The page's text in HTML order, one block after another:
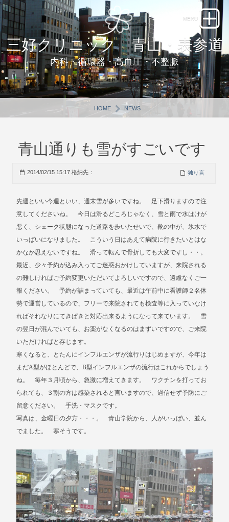
三好クリニック 青山・表参道
内科・循環器・高血圧・不整脈
HOME NEWS
青山通りも雪がすごいです
2014/02/15 15:17 格納先： 独り言
先週といい今週といい、週末雪が多いですね。 足下滑りますので注
意してくださいね。 今日は滑るどころじゃなく、雪と雨で水はけが
悪く、シェーク状態になった道路を歩いたせいで、靴の中が、氷水で
いっぱいになりました。 こういう日はあえて病院に行きたいとはな
かなか思えないですね。 滑って転んで骨折しても大変ですし・・。
最近、少々予約が込み入ってご迷惑おかけしていますが、来院される
の難しければご予約変更いただいてよろしいですので、遠慮なくご一
報ください。 予約が詰まっていても、最近は午前中に看護師２名体
勢で運営しているので、フリーで来院されても検査等に入っていなけ
ればそれなりにてきぱきと対応出来るようになって来ています。 雪
の翌日が混んでいても、お薬がなくなるのはまずいですので、ご来院
いただければと存じます。
寒くなると、とたんにインフルエンザが流行りはじめますが、今年は
まだA型がほとんどで、B型インフルエンザの流行はこれからでしょう
ね。 毎年３月頃から、急激に増えてきます。 ワクチンを打ってお
られても、３割の方は感染されると言いますので、過信せず予防にご
留意ください。 手洗・マスクです。
写真は、金曜日の夕方・・・。 青山学院から、人がいっぱい、並ん
でました。 寒そうです。